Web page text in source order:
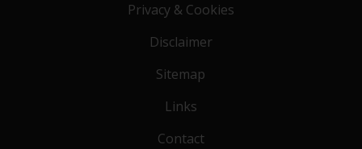
Privacy & Cookies
Disclaimer
Sitemap
Links
Contact